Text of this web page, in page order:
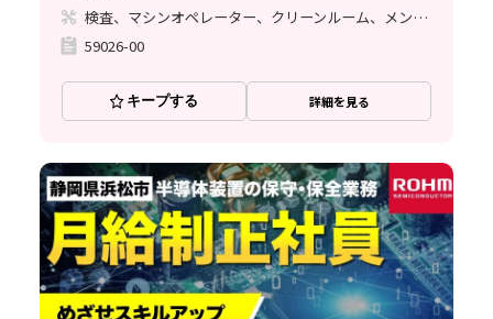
検査、マシンオペレーター、クリーンルーム、メンテナンス・保全
59026-00
キープする 詳細を見る